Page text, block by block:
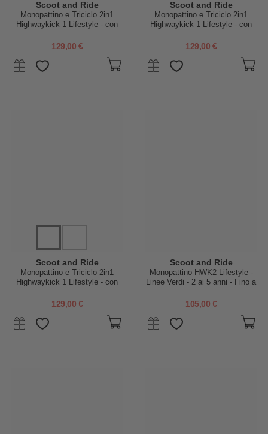
Scoot and Ride
Monopattino e Triciclo 2in1
Highwaykick 1 Lifestyle - con
1 a 5 anni
129,00 €
Scoot and Ride
Monopattino e Triciclo 2in1
Highwaykick 1 Lifestyle - con
a 5 anni
129,00 €
Scoot and Ride
Monopattino e Triciclo 2in1
Highwaykick 1 Lifestyle - con
anni
129,00 €
Scoot and Ride
Monopattino HWK2 Lifestyle -
Linee Verdi - 2 ai 5 anni - Fino a
105,00 €